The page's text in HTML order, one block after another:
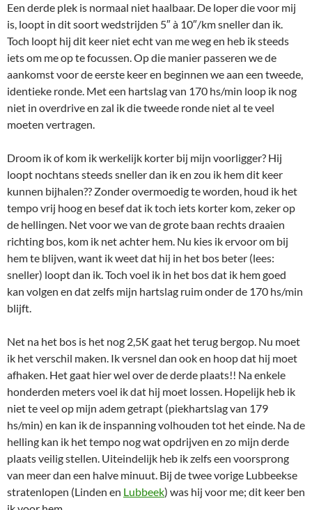
Een derde plek is normaal niet haalbaar. De loper die voor mij
is, loopt in dit soort wedstrijden 5″ à 10″/km sneller dan ik.
Toch loopt hij dit keer niet echt van me weg en heb ik steeds
iets om me op te focussen. Op die manier passeren we de
aankomst voor de eerste keer en beginnen we aan een tweede,
identieke ronde. Met een hartslag van 170 hs/min loop ik nog
niet in overdrive en zal ik die tweede ronde niet al te veel
moeten vertragen.
Droom ik of kom ik werkelijk korter bij mijn voorligger? Hij
loopt nochtans steeds sneller dan ik en zou ik hem dit keer
kunnen bijhalen?? Zonder overmoedig te worden, houd ik het
tempo vrij hoog en besef dat ik toch iets korter kom, zeker op
de hellingen. Net voor we van de grote baan rechts draaien
richting bos, kom ik net achter hem. Nu kies ik ervoor om bij
hem te blijven, want ik weet dat hij in het bos beter (lees:
sneller) loopt dan ik. Toch voel ik in het bos dat ik hem goed
kan volgen en dat zelfs mijn hartslag ruim onder de 170 hs/min
blijft.
Net na het bos is het nog 2,5K gaat het terug bergop. Nu moet
ik het verschil maken. Ik versnel dan ook en hoop dat hij moet
afhaken. Het gaat hier wel over de derde plaats!! Na enkele
honderden meters voel ik dat hij moet lossen. Hopelijk heb ik
niet te veel op mijn adem getrapt (piekhartslag van 179
hs/min) en kan ik de inspanning volhouden tot het einde. Na de
helling kan ik het tempo nog wat opdrijven en zo mijn derde
plaats veilig stellen. Uiteindelijk heb ik zelfs een voorsprong
van meer dan een halve minuut. Bij de twee vorige Lubbeekse
stratenlopen (Linden en Lubbeek) was hij voor me; dit keer ben